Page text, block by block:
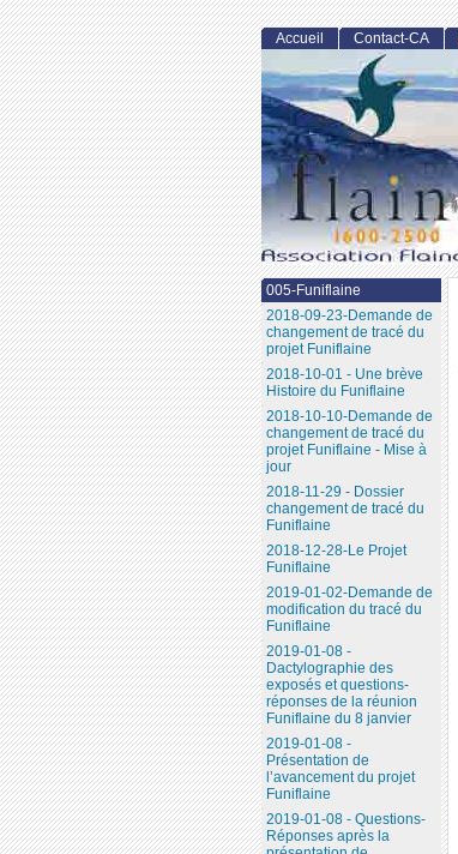
Accueil Contact-CA
005-Funiflaine
2018-09-23-Demande de
changement de tracé du
projet Funiflaine
2018-10-01 - Une brève
Histoire du Funiflaine
2018-10-10-Demande de
changement de tracé du
projet Funiflaine - Mise à
jour
2018-11-29 - Dossier
changement de tracé du
Funiflaine
2018-12-28-Le Projet
Funiflaine
2019-01-02-Demande de
modification du tracé du
Funiflaine
2019-01-08 -
Dactylographie des
exposés et questions-
réponses de la réunion
Funiflaine du 8 janvier
2019-01-08 -
Présentation de
l’avancement du projet
Funiflaine
2019-01-08 - Questions-
Réponses après la